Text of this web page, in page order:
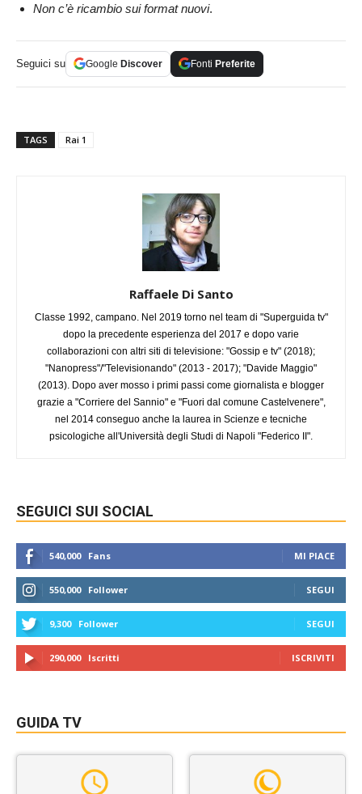
Non c’è ricambio sui format nuovi.
Seguici su Google Discover Fonti Preferite
TAGS Rai 1
Raffaele Di Santo
Classe 1992, campano. Nel 2019 torno nel team di "Superguida tv"
dopo la precedente esperienza del 2017 e dopo varie
collaborazioni con altri siti di televisione: "Gossip e tv" (2018);
"Nanopress"/"Televisionando" (2013 - 2017); "Davide Maggio"
(2013). Dopo aver mosso i primi passi come giornalista e blogger
grazie a "Corriere del Sannio" e "Fuori dal comune Castelvenere",
nel 2014 conseguo anche la laurea in Scienze e tecniche
psicologiche all'Università degli Studi di Napoli "Federico II".
SEGUICI SUI SOCIAL
540,000 Fans MI PIACE
550,000 Follower SEGUI
9,300 Follower SEGUI
290,000 Iscritti ISCRIVITI
GUIDA TV